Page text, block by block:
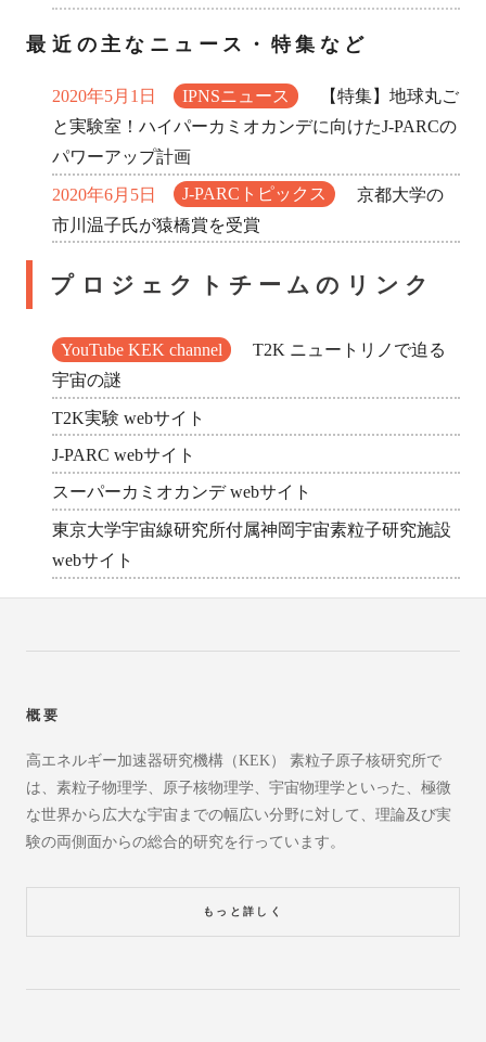
最近の主なニュース・特集など
2020年5月1日 IPNSニュース
【特集】地球丸ご
と実験室！ハイパーカミオカンデに向けたJ-PARCの
パワーアップ計画
2020年6月5日 J-PARCトピックス
京都大学の
市川温子氏が猿橋賞を受賞
プロジェクトチームのリンク
YouTube KEK channel
T2K ニュートリノで迫る
宇宙の謎
T2K実験 webサイト
J-PARC webサイト
スーパーカミオカンデ webサイト
東京大学宇宙線研究所付属神岡宇宙素粒子研究施設
webサイト
概要
高エネルギー加速器研究機構（KEK） 素粒子原子核研究所で
は、素粒子物理学、原子核物理学、宇宙物理学といった、極微
な世界から広大な宇宙までの幅広い分野に対して、理論及び実
験の両側面からの総合的研究を行っています。
もっと詳しく